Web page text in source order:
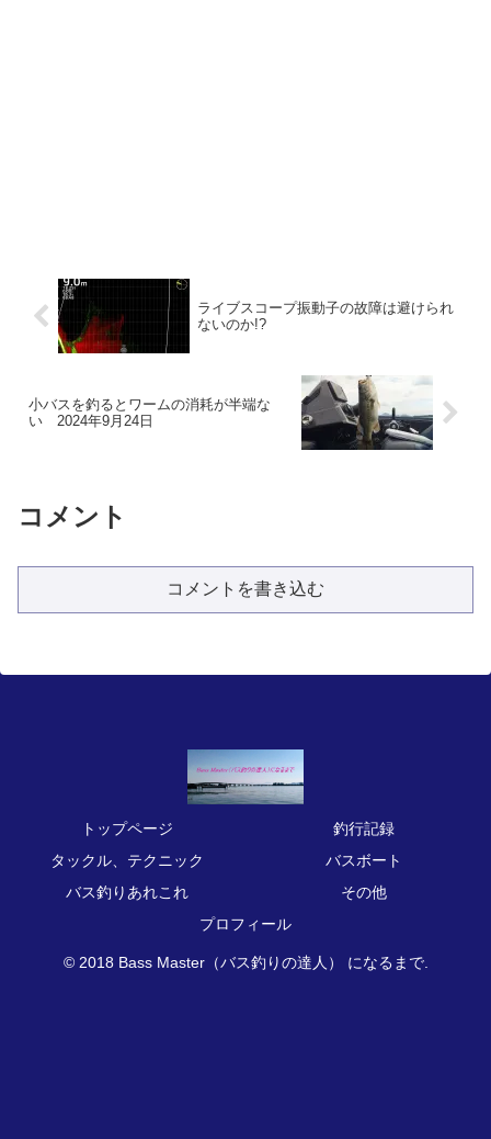
ライブスコープ振動子の故障は避けられ
ないのか!?
小バスを釣るとワームの消耗が半端な
い 2024年9月24日
コメント
コメントを書き込む
トップページ
釣行記録
タックル、テクニック
バスボート
バス釣りあれこれ
その他
プロフィール
© 2018 Bass Master（バス釣りの達人） になるまで.